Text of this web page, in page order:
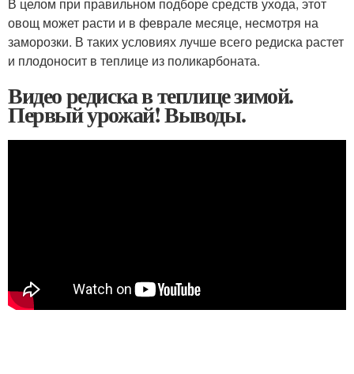
овощ может расти и в феврале месяце, несмотря на
заморозки. В таких условиях лучше всего редиска растет
и плодоносит в теплице из поликарбоната.
Видео редиска в теплице зимой.
Первый урожай! Выводы.